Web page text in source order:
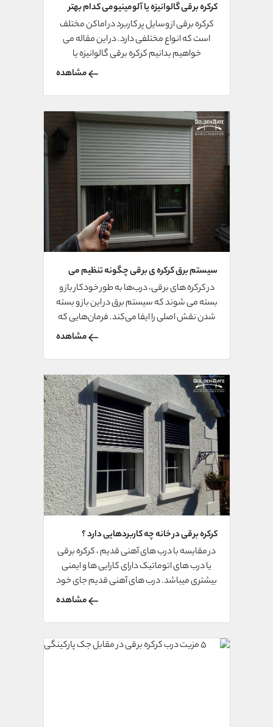
کرکره برقی گالوانیزه یا آلومینیومی کدام بهتر
است؟
کرکره برقی از وسایل پر کاربرد در اماکن مختلف
است که انواع مختلفی دارد. در این مقاله می
خواهیم بدانیم کرکره برقی گالوانیزه یا
آلومنیومی کدام بهتر است؟ مشاهده
سیستم برق کرکره ی برقی چگونه تنظیم می
شود؟
در کرکره های برقی، درب‌ها به طور خودکار باز و
بسته می شوند که سیستم برق در این باز و بسته
شدن نقش اصلی را ایفا می‌کند. فرمان‌هایی که
از طریق ریموت ارسال می‌شود توسط سیستم
باز و یا بسته شدن کرکره‌ها منجر می شود.
سیستم برق موجود در کرکره های برقی بسته به
نوع موتور به کار رفته در کرکره ها دارد و می
تواند نحوه نصب و تنظیم آن متفاوت باشد.
مشاهده
کرکره برقی در خانه چه کاربردهایی دارد ؟
در مقایسه با درب های آهنی قدیم ، کرکره برقی
یا درب های اتوماتیک دارای کارایی ها و ایمنی
بیشتری میباشد. درب های آهنی قدیم جای خود
را به درب های اتوماتیک امروزی سپرده است. از
کارایی های کرکره برقی افزایش پیدا کند یا
اصطلاحا به روز شود
مشاهده